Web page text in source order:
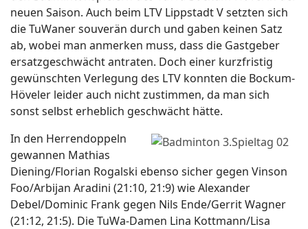
neuen Saison. Auch beim LTV Lippstadt V setzten sich
die TuWaner souverän durch und gaben keinen Satz
ab, wobei man anmerken muss, dass die Gastgeber
ersatzgeschwächt antraten. Doch einer kurzfristig
gewünschten Verlegung des LTV konnten die Bockum-
Höveler leider auch nicht zustimmen, da man sich
sonst selbst erheblich geschwächt hätte.
In den Herrendoppeln
gewannen Mathias
Diening/Florian Rogalski ebenso sicher gegen Vinson
Foo/Arbijan Aradini (21:10, 21:9) wie Alexander
Debel/Dominic Frank gegen Nils Ende/Gerrit Wagner
(21:12, 21:5). Die TuWa-Damen Lina Kottmann/Lisa